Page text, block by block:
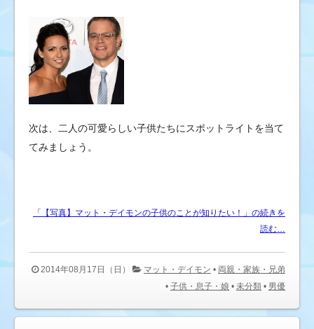
ッ
プ
ニ
ュ
ー
&
芸
次は、二人の可愛らしい子供たちにスポットライトを当て
てみましょう。
「【写真】マット・デイモンの子供のことが知りたい！」の続きを
読む…
2014年08月17日（日） マット・デイモン • 両親・家族・兄弟
• 子供・息子・娘 • 未分類 • 男優